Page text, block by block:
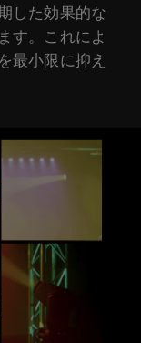
した効果的な
す。これによ
最小限に抑え